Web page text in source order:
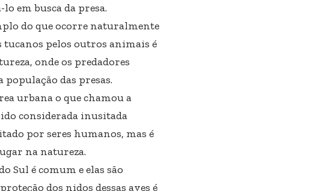
em busca da presa.
do que ocorre naturalmente
tucanos pelos outros animais é
onde os predadores
das presas.
urbana o que chamou a
considerada inusitada
por seres humanos, mas é
na natureza.
Sul é comum e elas são
dos nidos dessas aves é